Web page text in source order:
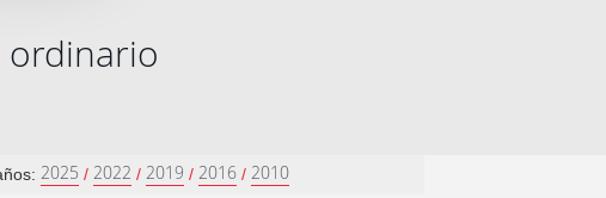
ordinario
2025 / 2022 / 2019 / 2016 / 2010